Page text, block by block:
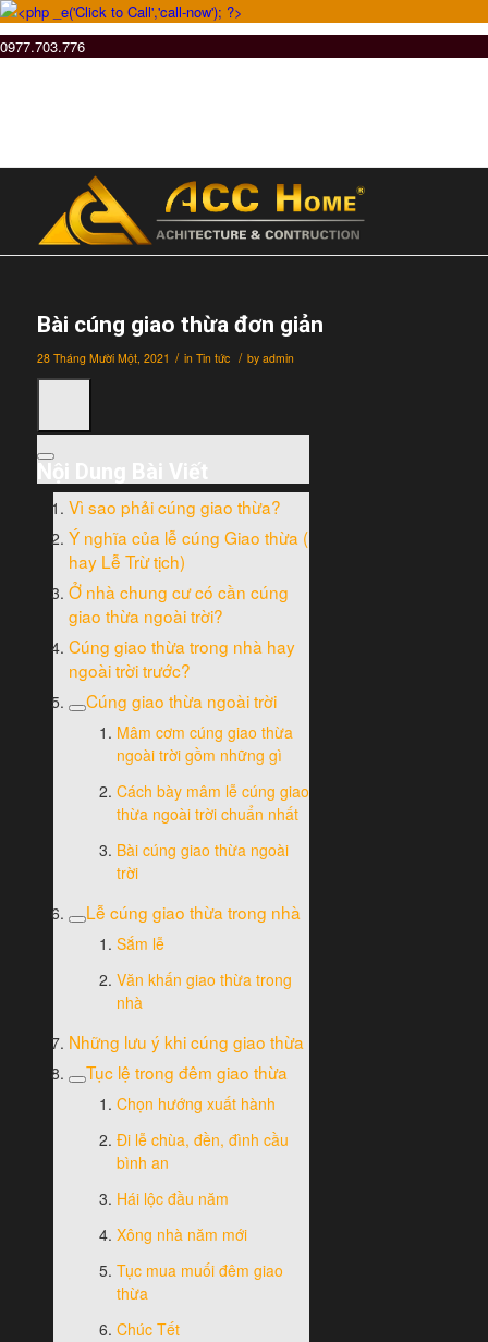
0977.703.776
Bài cúng giao thừa đơn giản
28 Tháng Mười Một, 2021 / in Tin tức / by admin
Vì sao phải cúng giao thừa?
Ý nghĩa của lễ cúng Giao thừa (
hay Lễ Trừ tịch)
Ở nhà chung cư có cần cúng
giao thừa ngoài trời?
Cúng giao thừa trong nhà hay
ngoài trời trước?
Cúng giao thừa ngoài trời
Mâm cơm cúng giao thừa
ngoài trời gồm những gì
Cách bày mâm lễ cúng giao
thừa ngoài trời chuẩn nhất
Bài cúng giao thừa ngoài
trời
Lễ cúng giao thừa trong nhà
Sắm lễ
Văn khấn giao thừa trong
nhà
Những lưu ý khi cúng giao thừa
Tục lệ trong đêm giao thừa
Chọn hướng xuất hành
Đi lễ chùa, đền, đình cầu
bình an
Hái lộc đầu năm
Xông nhà năm mới
Tục mua muối đêm giao
thừa
Chúc Tết